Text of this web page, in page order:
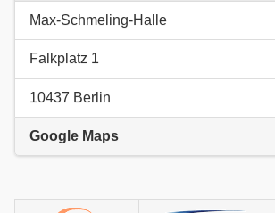
Max-Schmeling-Halle
Falkplatz 1
10437 Berlin
Google Maps